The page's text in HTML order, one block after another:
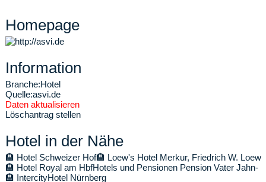
Homepage
Information
Branche:Hotel
Quelle:asvi.de
Daten aktualisieren
Löschantrag stellen
Hotel in der Nähe
🏨 Hotel Schweizer Hof🏨 Loew's Hotel Merkur, Friedrich W. Loew
🏨 Hotel Royal am HbfHotels und Pensionen Pension Vater Jahn-
🏨 IntercityHotel Nürnberg